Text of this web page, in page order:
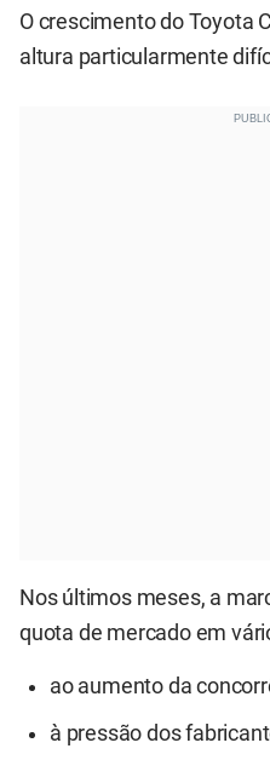
O crescimento do Toyota
altura particularmente
Nos últimos meses, a
quota de mercado em
ao aumento da
à pressão dos